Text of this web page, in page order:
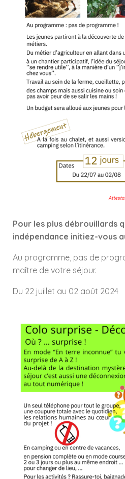
Pour les plus débrouillards
indépendance initiez-vous
Au programme, pas de
maître de votre séjour.
Du 22 juillet au 02 août 2024